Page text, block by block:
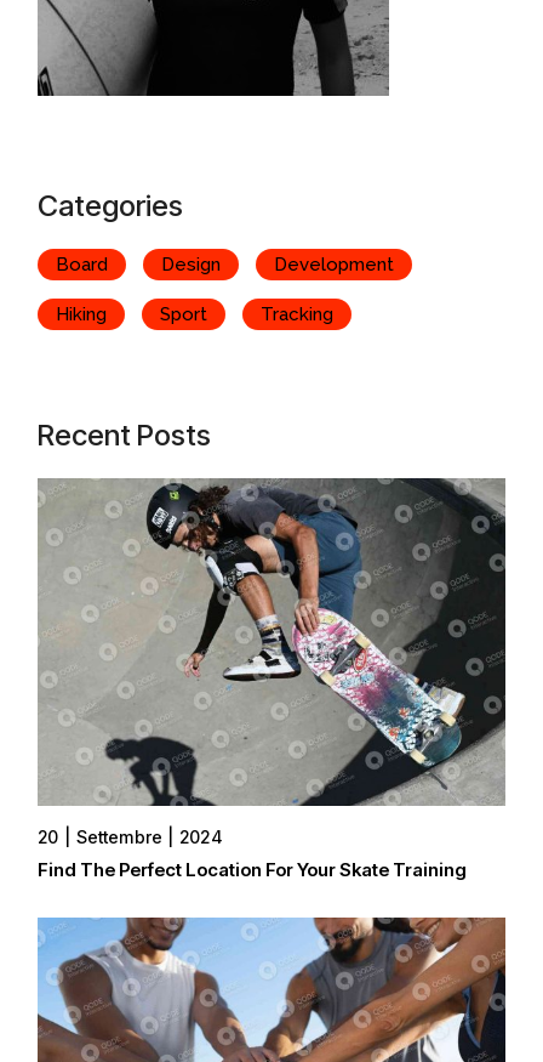
Categories
Board Design Development
Hiking Sport Tracking
Recent Posts
20 Settembre 2024
Find The Perfect Location For Your Skate Training